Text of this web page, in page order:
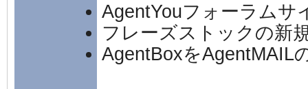
AgentYouフォーラムサ
フレーズストックの新
AgentBoxをAgentMAIL